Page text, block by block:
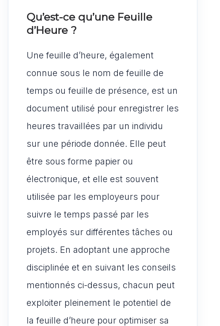
Qu’est-ce qu’une Feuille
d’Heure ?
Une feuille d’heure, également
connue sous le nom de feuille de
temps ou feuille de présence, est un
document utilisé pour enregistrer les
heures travaillées par un individu
sur une période donnée. Elle peut
être sous forme papier ou
électronique, et elle est souvent
utilisée par les employeurs pour
suivre le temps passé par les
employés sur différentes tâches ou
projets. En adoptant une approche
disciplinée et en suivant les conseils
mentionnés ci-dessus, chacun peut
exploiter pleinement le potentiel de
la feuille d’heure pour optimiser sa